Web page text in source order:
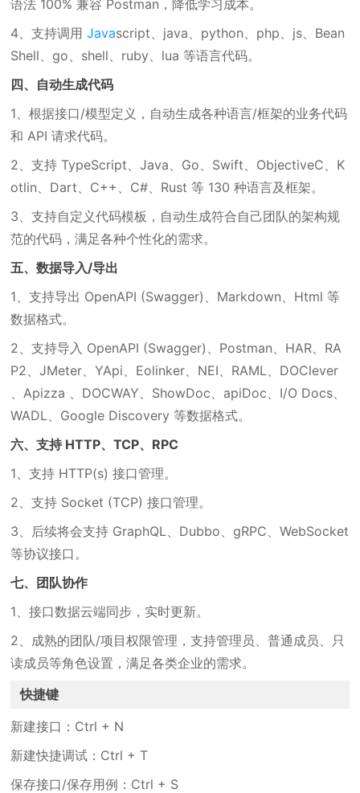
语法 100% 兼容 Postman，降低学习成本。
4、支持调用Javascript、java、python、php、js、Bean
Shell、go、shell、ruby、lua 等语言代码。
四、自动生成代码
1、根据接口/模型定义，自动生成各种语言/框架的业务代码
和 API 请求代码。
2、支持 TypeScript、Java、Go、Swift、ObjectiveC、K
otlin、Dart、C++、C#、Rust 等 130 种语言及框架。
3、支持自定义代码模板，自动生成符合自己团队的架构规
范的代码，满足各种个性化的需求。
五、数据导入/导出
1、支持导出 OpenAPI (Swagger)、Markdown、Html 等
数据格式。
2、支持导入 OpenAPI (Swagger)、Postman、HAR、RA
P2、JMeter、YApi、Eolinker、NEI、RAML、DOClever
、Apizza 、DOCWAY、ShowDoc、apiDoc、I/O Docs、
WADL、Google Discovery 等数据格式。
六、支持 HTTP、TCP、RPC
1、支持 HTTP(s) 接口管理。
2、支持 Socket (TCP) 接口管理。
3、后续将会支持 GraphQL、Dubbo、gRPC、WebSocket
等协议接口。
七、团队协作
1、接口数据云端同步，实时更新。
2、成熟的团队/项目权限管理，支持管理员、普通成员、只
读成员等角色设置，满足各类企业的需求。
快捷键
新建接口：Ctrl + N
新建快捷调试：Ctrl + T
保存接口/保存用例：Ctrl + S